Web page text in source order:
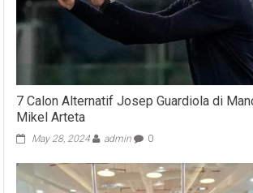
7 Calon Alternatif Josep Guardiola di
Mikel Arteta
May 28, 2024 admin 0